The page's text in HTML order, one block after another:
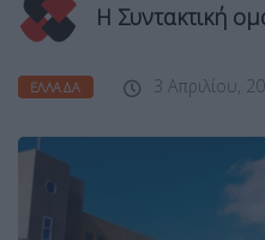
Η Συντακτική
ΕΛΛΆΔΑ 3 Απριλίου,